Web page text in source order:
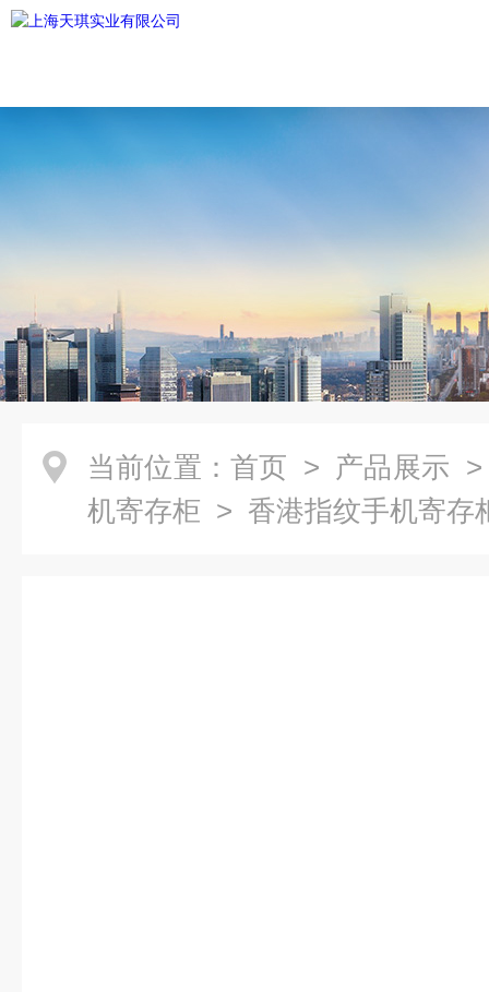
当前位置： 首页 > 产品展示
机寄存柜 > 香港指纹手机寄存